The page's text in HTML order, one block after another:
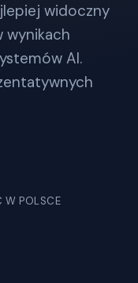
widoczny
wynikach
AI.
W POLSCE